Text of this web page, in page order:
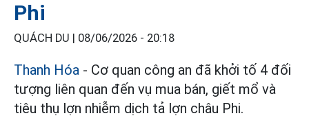
Phi
QUÁCH DU | 08/06/2026 - 20:18
Thanh Hóa - Cơ quan công an đã khởi tố 4 đối
tượng liên quan đến vụ mua bán, giết mổ và
tiêu thụ lợn nhiễm dịch tả lợn châu Phi.